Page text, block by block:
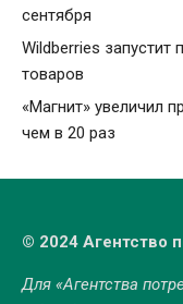
сентября
Wildberries запустит
товаров
«Магнит» увеличил
чем в 20 раз
© 2024 Агентство
Для «Агентства